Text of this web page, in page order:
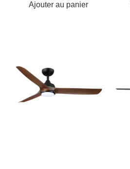
Ajouter au panier